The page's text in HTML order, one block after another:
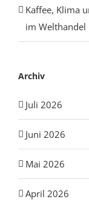
Kaffee, Klima
im Welthandel
Archiv
Juli 2026
Juni 2026
Mai 2026
April 2026